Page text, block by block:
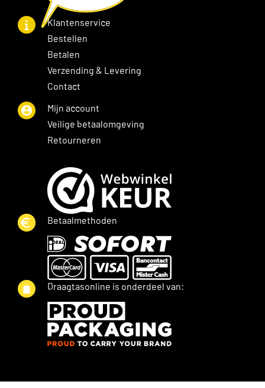
Klantenservice
Bestellen
Betalen
Verzending & Levering
Contact
Mijn account
Veilige betaalomgeving
Retourneren
Betaalmethoden
Draagtasonline is onderdeel van: